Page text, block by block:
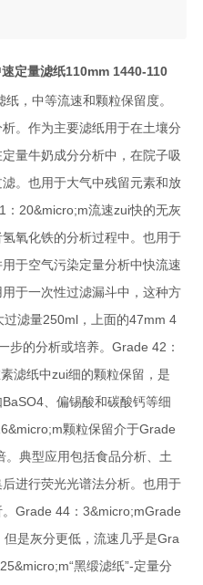
定量滤纸110mm 1440-110
，中等流速和颗粒保留度。
。作为主要滤纸用于在土壤分
量牛奶成分分析中，在院子吸
。也用于大气中残留元素和放
20&micro;m流速zui快的无灰
氧化铁的分析过程中。也用于
于空气污染定量分析中快流速
于一次性过滤漏斗中，这种方
滤量250ml，上面的47mm 4
步的分析或培养。Grade 42：
滤纸中zui细的颗粒保留，是
、偏锡酸和碳酸钙等细
颗粒保留介于Grade
典型应用包括食品分析、土
进行荧光光谱法分析。也用于
Grade 44：3&micro;mGrade
是灰分更低，流速几乎是Gra
黑缎滤纸”-定量分